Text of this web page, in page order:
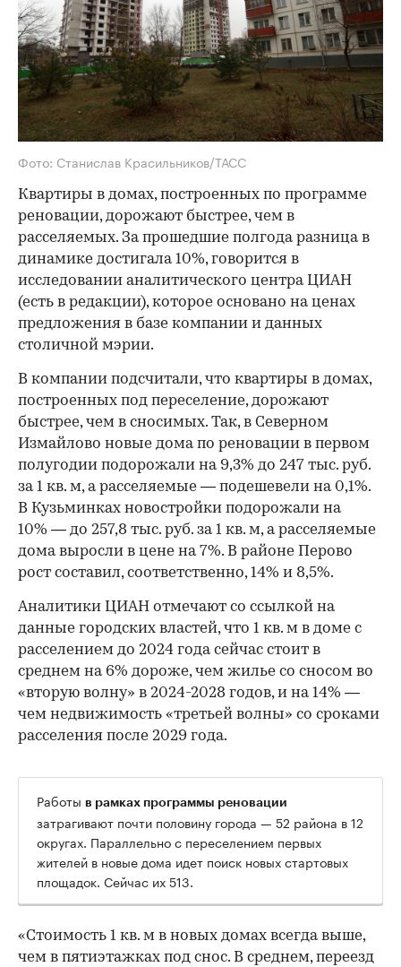
Фото: Станислав Красильников/ТАСС
Квартиры в домах, построенных по программе
реновации, дорожают быстрее, чем в
расселяемых. За прошедшие полгода разница в
динамике достигала 10%, говорится в
исследовании аналитического центра ЦИАН
(есть в редакции), которое основано на ценах
предложения в базе компании и данных
столичной мэрии.
В компании подсчитали, что квартиры в домах,
построенных под переселение, дорожают
быстрее, чем в сносимых. Так, в Северном
Измайлово новые дома по реновации в первом
полугодии подорожали на 9,3% до 247 тыс. руб.
за 1 кв. м, а расселяемые — подешевели на 0,1%.
В Кузьминках новостройки подорожали на
10% — до 257,8 тыс. руб. за 1 кв. м, а расселяемые
дома выросли в цене на 7%. В районе Перово
рост составил, соответственно, 14% и 8,5%.
Аналитики ЦИАН отмечают со ссылкой на
данные городских властей, что 1 кв. м в доме с
расселением до 2024 года сейчас стоит в
среднем на 6% дороже, чем жилье со сносом во
«вторую волну» в 2024-2028 годов, и на 14% —
чем недвижимость «третьей волны» со сроками
расселения после 2029 года.
00:00 / 00:00
Работы в рамках программы реновации
затрагивают почти половину города — 52 района в 12
округах. Параллельно с переселением первых
жителей в новые дома идет поиск новых стартовых
площадок. Сейчас их 513.
«Стоимость 1 кв. м в новых домах всегда выше,
чем в пятиэтажках под снос. В среднем, переезд